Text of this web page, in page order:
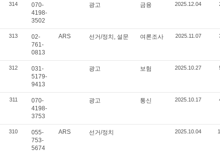
314
070-
4198-
3502
광고 금융 2025.12.04
313
02-
761-
0813
ARS 선거/정치, 설문 여론조사 2025.11.07
312
031-
5179-
9413
광고 보험 2025.10.27
311
070-
4198-
3753
광고 통신 2025.10.17
310
055-
753-
5674
ARS 선거/정치 2025.10.04